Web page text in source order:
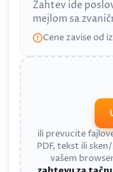
Zahtev ide
mejlom sa
Cene zavise od
ili prevucite
PDF, tekst ili
vašem